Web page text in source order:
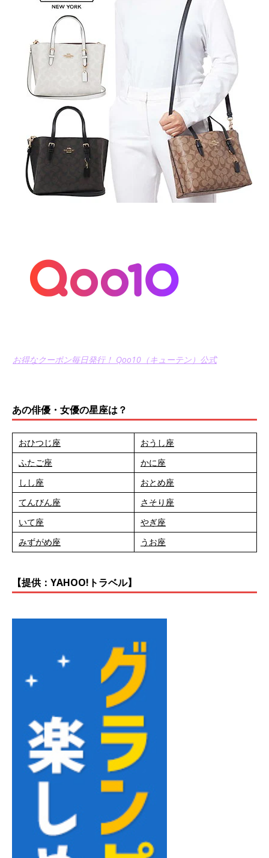
お得なクーポン毎日発行！ Qoo10（キューテン）公式
あの俳優・女優の星座は？
おひつじ座
おうし座
ふたご座
かに座
しし座
おとめ座
てんびん座
さそり座
いて座
やぎ座
みずがめ座
うお座
【提供：YAHOO!トラベル】